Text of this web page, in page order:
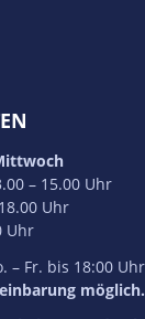
– 15.00 Uhr
Uhr
Uhr
– Fr. bis 18:00 Uhr
möglich.